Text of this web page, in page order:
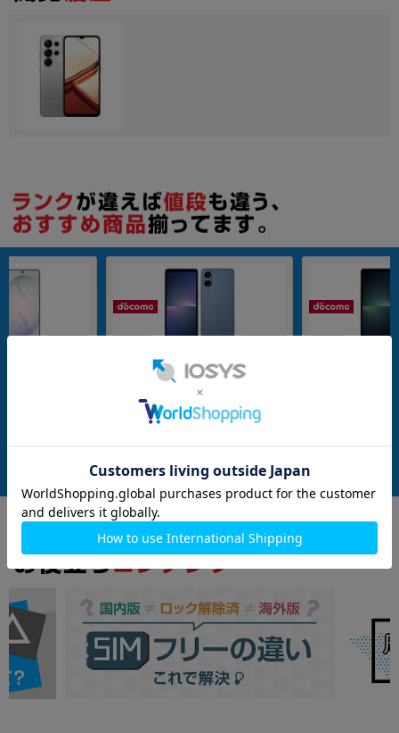
(税込)
【ネットワーク利用制限－】Xperia5
V SO-53D ブルー【docomo版SIMフ
メーカー：SONY
発売日：2023/10
付属品: 本体のみ
中古Cランク 41,800 円 (税込) 中古Bランク